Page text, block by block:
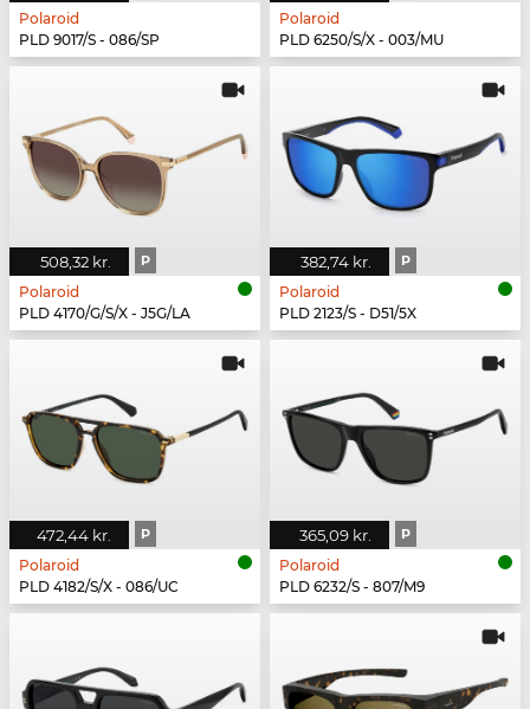
Polaroid
PLD 9017/S - 086/SP
Polaroid
PLD 6250/S/X - 003/MU
508,32 kr. P
Polaroid
PLD 4170/G/S/X - J5G/LA
382,74 kr. P
Polaroid
PLD 2123/S - D51/5X
472,44 kr. P
Polaroid
PLD 4182/S/X - 086/UC
365,09 kr. P
Polaroid
PLD 6232/S - 807/M9